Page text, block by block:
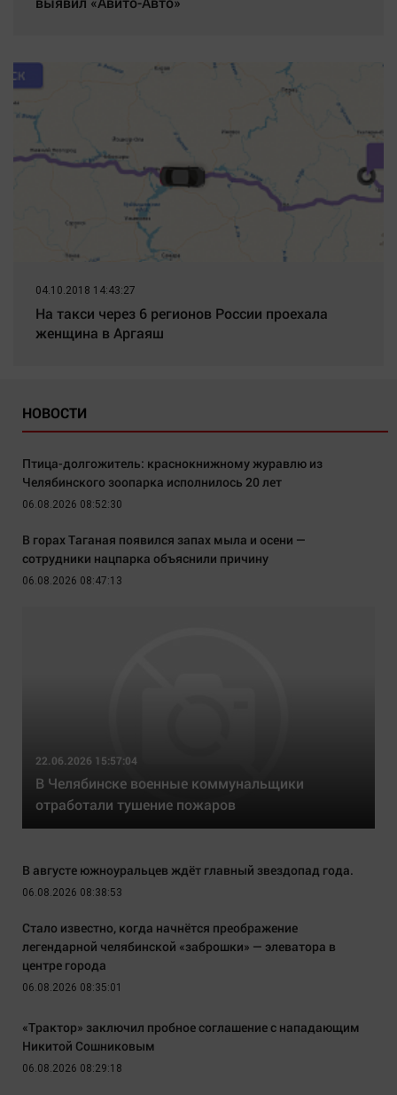
04.10.2018 14:43:27
На такси через 6 регионов России проехала
женщина в Аргаяш
НОВОСТИ
Птица-долгожитель: краснокнижному журавлю из
Челябинского зоопарка исполнилось 20 лет
06.08.2026 08:52:30
В горах Таганая появился запах мыла и осени —
сотрудники нацпарка объяснили причину
06.08.2026 08:47:13
22.06.2026 15:57:04
В Челябинске военные коммунальщики
отработали тушение пожаров
В августе южноуральцев ждёт главный звездопад года.
06.08.2026 08:38:53
Стало известно, когда начнётся преображение
легендарной челябинской «заброшки» — элеватора в
центре города
06.08.2026 08:35:01
«Трактор» заключил пробное соглашение с нападающим
Никитой Сошниковым
06.08.2026 08:29:18